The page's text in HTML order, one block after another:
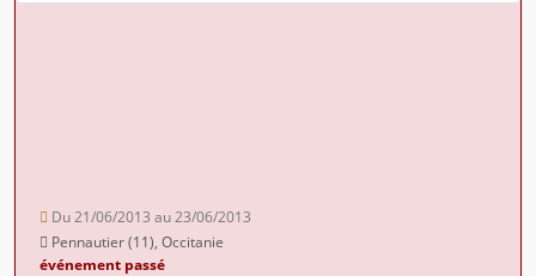
Du 21/06/2013 au 23/06/2013
Pennautier (11), Occitanie
événement passé